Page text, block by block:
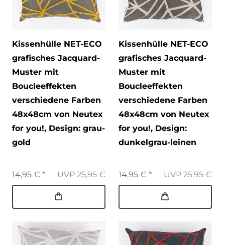
Kissenhülle NET-ECO
grafisches Jacquard-
Muster mit
Boucleeffekten
verschiedene Farben
48x48cm von Neutex
for you!, Design: grau-
gold
UVP 25,95 €
14,95 € *
Kissenhülle NET-ECO
grafisches Jacquard-
Muster mit
Boucleeffekten
verschiedene Farben
48x48cm von Neutex
for you!, Design:
dunkelgrau-leinen
UVP 25,95 €
14,95 € *